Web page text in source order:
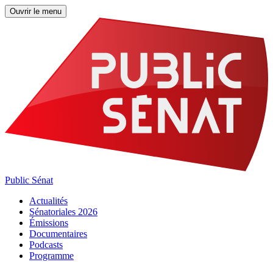
Ouvrir le menu
Public Sénat
Actualités
Sénatoriales 2026
Émissions
Documentaires
Podcasts
Programme